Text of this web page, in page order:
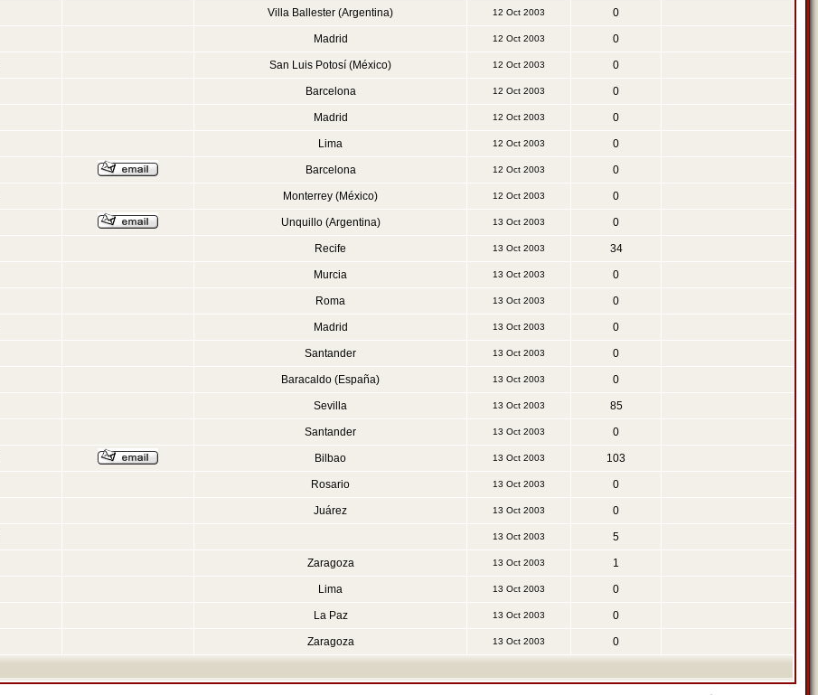
Villa Ballester (Argentina) 12 Oct 2003 0
Madrid 12 Oct 2003 0
San Luis Potosí (México) 12 Oct 2003 0
Barcelona 12 Oct 2003 0
Madrid 12 Oct 2003 0
Lima 12 Oct 2003 0
Barcelona 12 Oct 2003 0
Monterrey (México) 12 Oct 2003 0
Unquillo (Argentina) 13 Oct 2003 0
Recife 13 Oct 2003 34
Murcia 13 Oct 2003 0
Roma 13 Oct 2003 0
Madrid 13 Oct 2003 0
Santander 13 Oct 2003 0
Baracaldo (España) 13 Oct 2003 0
Sevilla 13 Oct 2003 85
Santander 13 Oct 2003 0
Bilbao 13 Oct 2003 103
Rosario 13 Oct 2003 0
Juárez 13 Oct 2003 0
13 Oct 2003 5
Zaragoza 13 Oct 2003 1
Lima 13 Oct 2003 0
La Paz 13 Oct 2003 0
Zaragoza 13 Oct 2003 0